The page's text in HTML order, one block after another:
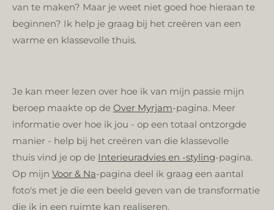
van te maken? Maar je weet niet goed hoe hieraan te
beginnen? Ik help je graag bij het creëren van een
warme en klassevolle thuis.
Je kan meer lezen over hoe ik van mijn passie mijn
beroep maakte op de Over Myrjam-pagina. Meer
informatie over hoe ik jou - op een totaal ontzorgde
manier - help bij het creëren van die klassevolle
thuis vind je op de Interieuradvies en -styling-pagina.
Op mijn Voor & Na-pagina deel ik graag een aantal
foto's met je die een beeld geven van de transformatie
die ik in een ruimte kan realiseren.